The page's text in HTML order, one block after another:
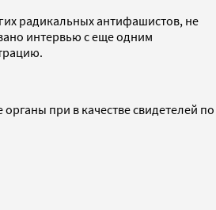
радикальных антифашистов, не
интервью с еще одним
при в качестве свидетелей по